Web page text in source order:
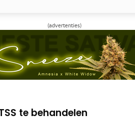
(advertenties)
knieën
en je gezondheid
knieën